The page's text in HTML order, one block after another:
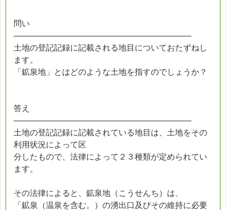
問い
────────────────────────────────
土地の登記記録に記載される地目についておたずねし
ます。
「鉱泉地」とはどのような土地を指すのでしょうか？
答え
────────────────────────────────
土地の登記記録に記載されている地目は、土地をその
利用状況によって区
分したもので、法律によって２３種類が定められてい
ます。
その法律によると、鉱泉地（こうせんち）は、
「鉱泉（温泉を含む。）の湧出口及びその維持に必要